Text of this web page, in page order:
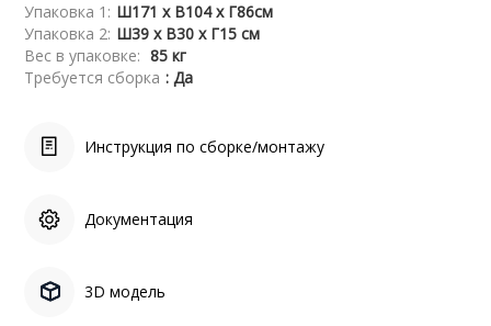
Упаковка 1: Ш171 x В104 x Г86см
Упаковка 2: Ш39 x В30 x Г15 см
Вес в упаковке: 85 кг
Требуется сборка : Да
Инструкция по сборке/монтажу
Документация
3D модель